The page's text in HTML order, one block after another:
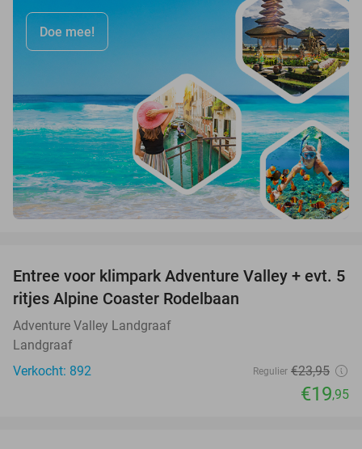
Doe mee!
17%
Entree voor klimpark Adventure Valley + evt. 5
ritjes Alpine Coaster Rodelbaan
Adventure Valley Landgraaf
Landgraaf
Verkocht: 892
Regulier €23,95
€19,95